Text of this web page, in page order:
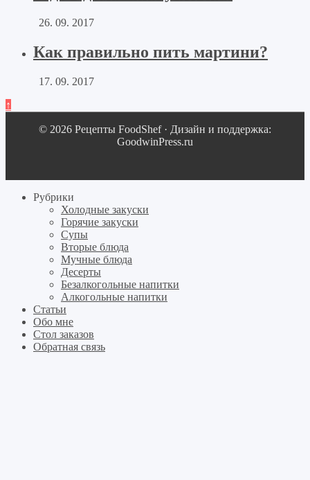
26. 09. 2017
Как правильно пить мартини?
17. 09. 2017
↑
© 2026 Рецепты FoodShef · Дизайн и поддержка:
GoodwinPress.ru
Рубрики
Холодные закуски
Горячие закуски
Супы
Вторые блюда
Мучные блюда
Десерты
Безалкогольные напитки
Алкогольные напитки
Статьи
Обо мне
Стол заказов
Обратная связь